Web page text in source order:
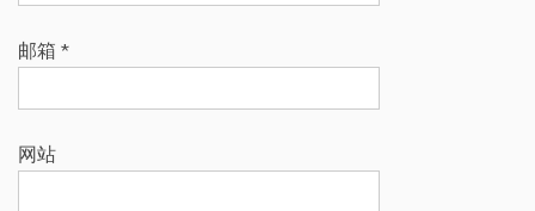
邮箱 *
网站